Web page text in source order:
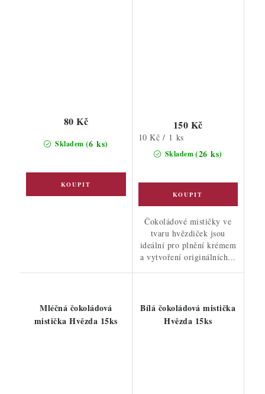
Skladem (6 ks)
80 Kč
Skladem(26 ks)
150 Kč
Měrná
cena:
10 Kč / 1 ks
Čokoládové mističky ve
tvaru hvězdiček jsou
ideální pro plnění krémem
a vytvoření originálních...
Mléčná čokoládová
mistička Hvězda 15ks
Bílá čokoládová mistička
Hvězda 15ks